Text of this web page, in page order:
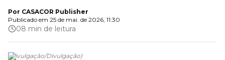
Por CASACOR Publisher
Publicado em 25 de mai. de 2026, 11:30
08 min de leitura
(Divulgação/Divulgação)